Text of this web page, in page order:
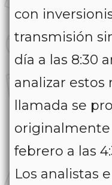
con
transmisión
día a las 8:30
analizar estos
llamada se
originalmente
febrero a las
Los analistas